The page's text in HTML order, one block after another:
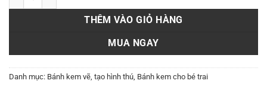
THÊM VÀO GIỎ HÀNG
MUA NGAY
Danh mục: Bánh kem vẽ, tạo hình thú Bánh kem cho bé trai